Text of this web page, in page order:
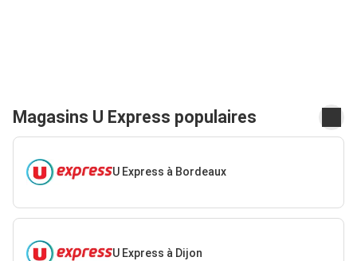
Magasins U Express populaires
U Express à Bordeaux
U Express à Dijon